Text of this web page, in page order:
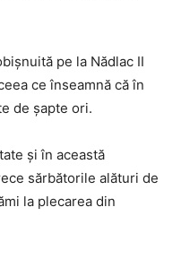
pe la Nădlac II
ce înseamnă că în
de şapte ori.
şi în această
sărbătorile alături de
la plecarea din